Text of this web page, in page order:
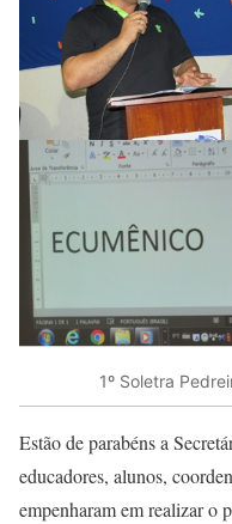
1º Soletra
Estão de parabéns a
educadores, alunos,
empenharam em realizar o